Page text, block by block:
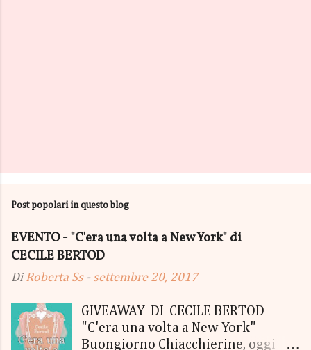
Post popolari in questo blog
EVENTO - "C'era una volta a New York" di
CECILE BERTOD
DiRoberta Ss - settembre 20, 2017
GIVEAWAY DI CECILE BERTOD
"C'era una volta a New York"
Buongiorno Chiacchierine, oggi